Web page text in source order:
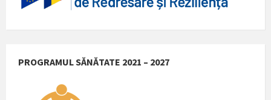
PROGRAMUL SĂNĂTATE 2021 – 2027